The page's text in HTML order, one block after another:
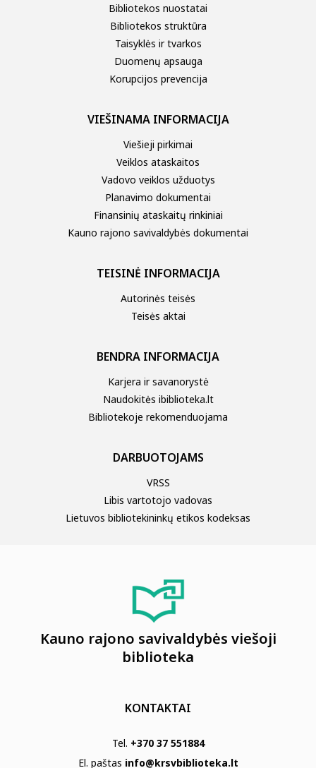
Bibliotekos nuostatai
Bibliotekos struktūra
Taisyklės ir tvarkos
Duomenų apsauga
Korupcijos prevencija
VIEŠINAMA INFORMACIJA
Viešieji pirkimai
Veiklos ataskaitos
Vadovo veiklos užduotys
Planavimo dokumentai
Finansinių ataskaitų rinkiniai
Kauno rajono savivaldybės dokumentai
TEISINĖ INFORMACIJA
Autorinės teisės
Teisės aktai
BENDRA INFORMACIJA
Karjera ir savanorystė
Naudokitės ibiblioteka.lt
Bibliotekoje rekomenduojama
DARBUOTOJAMS
VRSS
Libis vartotojo vadovas
Lietuvos bibliotekininkų etikos kodeksas
Kauno rajono savivaldybės viešoji
biblioteka
KONTAKTAI
Tel. +370 37 551884
El. paštas info@krsvbiblioteka.lt